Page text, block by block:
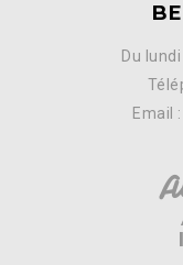
Du
Email